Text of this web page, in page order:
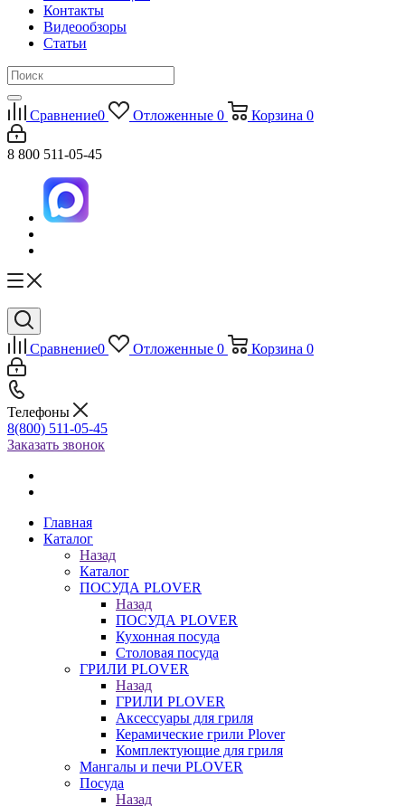
Контакты
Видеообзоры
Статьи
Сравнение0 Отложенные 0 Корзина 0
8 800 511-05-45
Сравнение0 Отложенные 0 Корзина 0
Телефоны
8(800) 511-05-45
Заказать звонок
Главная
Каталог
Назад
Каталог
ПОСУДА PLOVER
Назад
ПОСУДА PLOVER
Кухонная посуда
Столовая посуда
ГРИЛИ PLOVER
Назад
ГРИЛИ PLOVER
Аксессуары для гриля
Керамические грили Plover
Комплектующие для гриля
Мангалы и печи PLOVER
Посуда
Назад